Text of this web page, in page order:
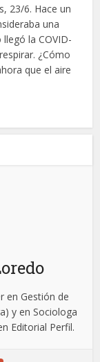
23/6. Hace un
una
la COVID-
¿Cómo
que el aire
en Gestión de
y en Sociologa
Editorial Perfil.